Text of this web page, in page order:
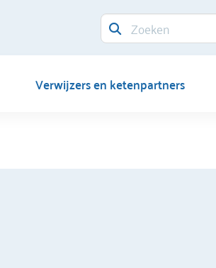
Verwijzers en ketenpartners